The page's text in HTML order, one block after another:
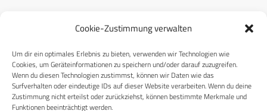
Cookie-Zustimmung verwalten
Um dir ein optimales Erlebnis zu bieten, verwenden wir Technologien wie
Cookies, um Geräteinformationen zu speichern und/oder darauf zuzugreifen.
Wenn du diesen Technologien zustimmst, können wir Daten wie das
Surfverhalten oder eindeutige IDs auf dieser Website verarbeiten. Wenn du deine
Zustimmung nicht erteilst oder zurückziehst, können bestimmte Merkmale und
Funktionen beeinträchtigt werden.
RECHTLICHES
Datenschutzerklärung